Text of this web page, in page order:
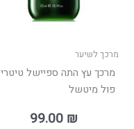
מרכך לשיער
מרכך עץ התה ספיישל טיטרי
פול מיטשל
99.00 ₪